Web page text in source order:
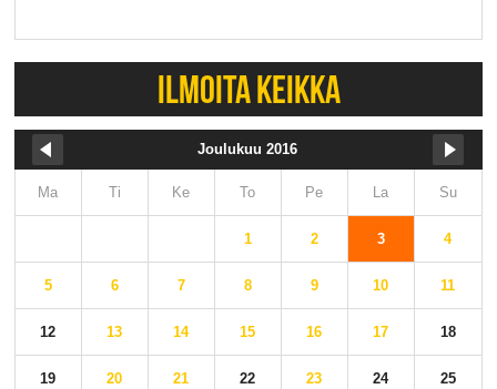
ILMOITA KEIKKA
Joulukuu 2016
Ma Ti Ke To Pe La Su
1 2 3 4
5 6 7 8 9 10 11
12 13 14 15 16 17 18
19 20 21 22 23 24 25